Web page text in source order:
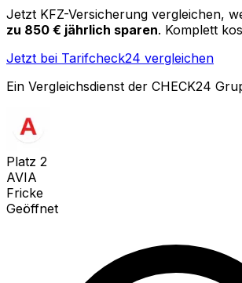
Jetzt KFZ-Versicherung vergleichen,
zu 850 € jährlich sparen. Komplett
Jetzt bei Tarifcheck24 vergleichen
Ein Vergleichsdienst der CHECK24
Platz 2
AVIA
Fricke
Geöffnet